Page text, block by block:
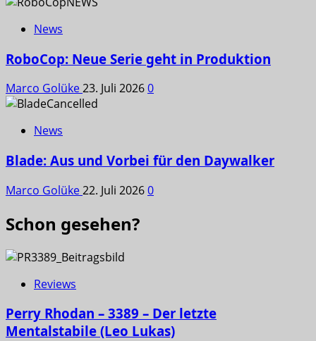
News
RoboCop: Neue Serie geht in Produktion
Marco Golüke23. Juli 20260
News
Blade: Aus und Vorbei für den Daywalker
Marco Golüke22. Juli 20260
Schon gesehen?
Reviews
Perry Rhodan – 3389 – Der letzte
Mentalstabile (Leo Lukas)